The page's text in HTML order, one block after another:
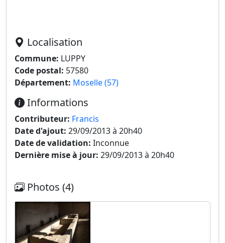
Localisation
Commune: LUPPY
Code postal: 57580
Département: Moselle (57)
Informations
Contributeur: Francis
Date d'ajout: 29/09/2013 à 20h40
Date de validation: Inconnue
Dernière mise à jour: 29/09/2013 à 20h40
Photos (4)